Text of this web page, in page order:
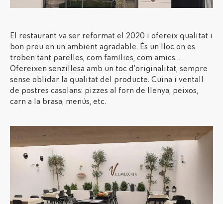
El restaurant va ser reformat el 2020 i ofereix qualitat i
bon preu en un ambient agradable. És un lloc on es
troben tant parelles, com famílies, com amics…
Ofereixen senzillesa amb un toc d’originalitat, sempre
sense oblidar la qualitat del producte. Cuina i ventall
de postres casolans: pizzes al forn de llenya, peixos,
carn a la brasa, menús, etc.